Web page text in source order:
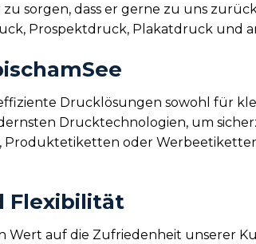
sorgen, dass er gerne zu uns
Prospektdruck, Plakatdruck und
Drucklösungen sowohl für
Drucktechnologien, um
Produktetiketten oder
Flexibilität
Wert auf die Zufriedenheit unserer